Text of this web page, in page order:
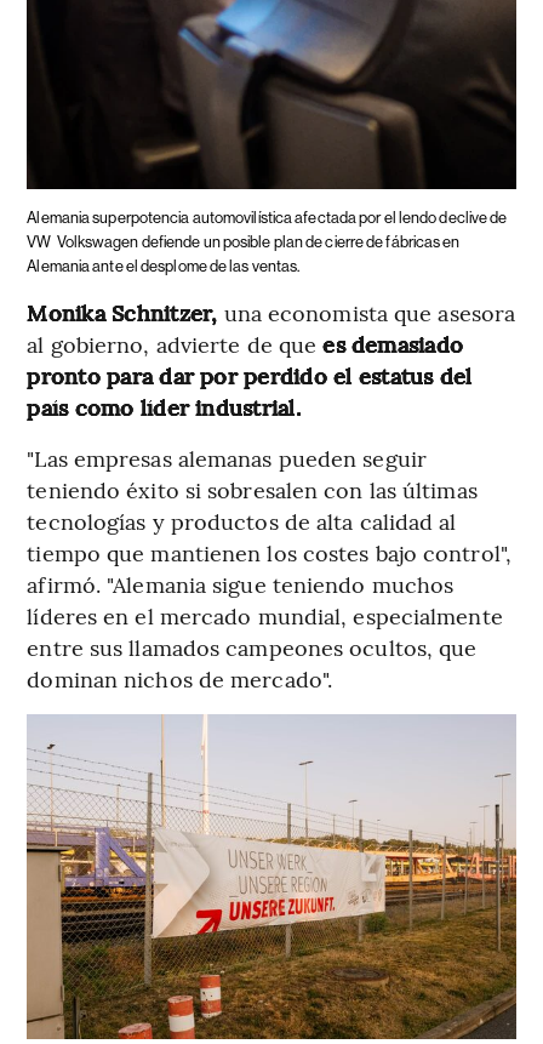
Alemania superpotencia automovilística afectada por el lendo declive de
VW Volkswagen defiende un posible plan de cierre de fábricas en
Alemania ante el desplome de las ventas.
Monika Schnitzer, una economista que asesora
al gobierno, advierte de quees demasiado
pronto para dar por perdido el estatus del
país como líder industrial.
"Las empresas alemanas pueden seguir
teniendo éxito si sobresalen con las últimas
tecnologías y productos de alta calidad al
tiempo que mantienen los costes bajo control",
afirmó. "Alemania sigue teniendo muchos
líderes en el mercado mundial, especialmente
entre sus llamados campeones ocultos, que
dominan nichos de mercado".